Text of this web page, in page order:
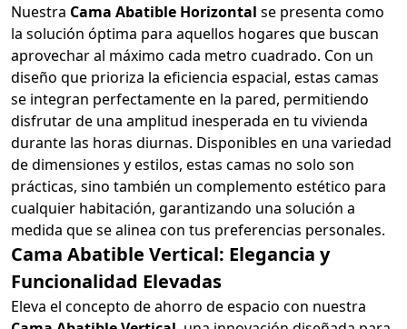
Nuestra Cama Abatible Horizontal se presenta como
la solución óptima para aquellos hogares que buscan
aprovechar al máximo cada metro cuadrado. Con un
diseño que prioriza la eficiencia espacial, estas camas
se integran perfectamente en la pared, permitiendo
disfrutar de una amplitud inesperada en tu vivienda
durante las horas diurnas. Disponibles en una variedad
de dimensiones y estilos, estas camas no solo son
prácticas, sino también un complemento estético para
cualquier habitación, garantizando una solución a
medida que se alinea con tus preferencias personales.
Cama Abatible Vertical: Elegancia y
Funcionalidad Elevadas
Eleva el concepto de ahorro de espacio con nuestra